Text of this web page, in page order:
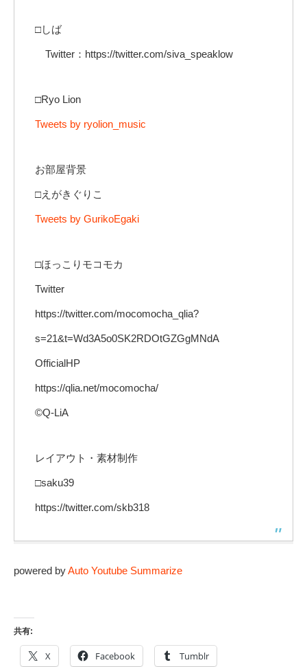
□しば
Twitter：https://twitter.com/siva_speaklow
□Ryo Lion
Tweets by ryolion_music
お部屋背景
□えがきぐりこ
Tweets by GurikoEgaki
□ほっこりモコモカ
Twitter
https://twitter.com/mocomocha_qlia?
s=21&t=Wd3A5o0SK2RDOtGZGgMNdA
OfficialHP
https://qlia.net/mocomocha/
©Q-LiA
レイアウト・素材制作
□saku39
https://twitter.com/skb318
powered byAuto Youtube Summarize
共有:
X Facebook Tumblr